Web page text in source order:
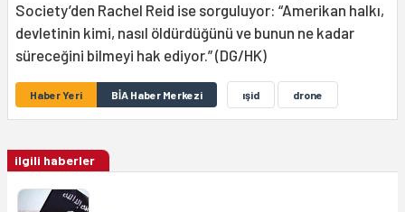
Society’den Rachel Reid ise sorguluyor: “Amerikan halkı,
devletinin kimi, nasıl öldürdüğünü ve bunun ne kadar
süreceğini bilmeyi hak ediyor.” (DG/HK)
Haber Yeri BİA Haber Merkezi ışid drone
ilgili haberler